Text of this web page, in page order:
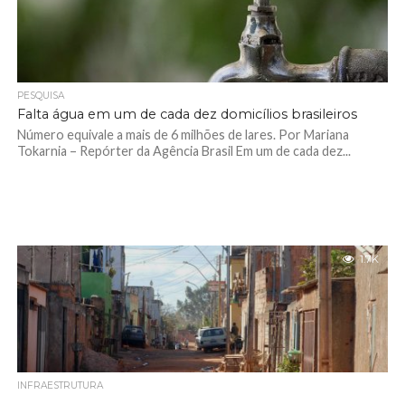
PESQUISA
Falta água em um de cada dez domicílios brasileiros
Número equivale a mais de 6 milhões de lares. Por Mariana
Tokarnia – Repórter da Agência Brasil Em um de cada dez...
1.7K
INFRAESTRUTURA